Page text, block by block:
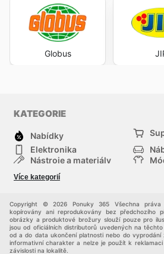
Globus
KATEGORIE
Nabídky
Elektronika
Nástroje a materiály
Děti
Více kategorií
Copyright © 2026 Ponuky 365 Všechna
kopírovány ani reprodukovány bez předchozího
obrázky a produktové brožury slouží pouze pro
jsou od oficiálních distributorů uvedených na
od a do data ukončení platnosti nebo do
informativní charakter a nelze je použít k
závislosti na lokalitě.